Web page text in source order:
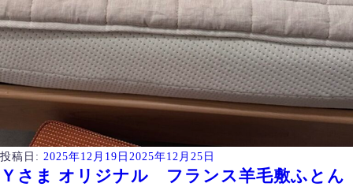
投稿日: 2025年12月19日 2025年12月25日
Ｙさま オリジナル フランス羊毛敷ふとん